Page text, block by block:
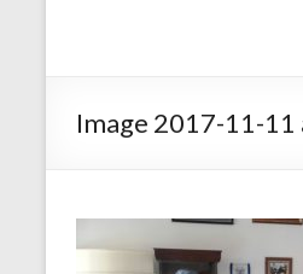
Image 2017-11-11